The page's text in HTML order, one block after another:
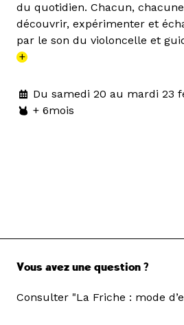
du quotidien. Chacun, chacune
découvrir, expérimenter et
par le son du violoncelle et
+
Du samedi 20 au mardi 23
+ 6mois
Vous avez une question ?
Consulter "La Friche : mode